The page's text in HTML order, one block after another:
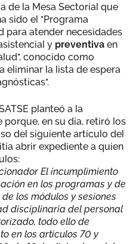
de la Mesa Sectorial que
sido el "Programa
atender necesidades
y preventiva en
conocido como
eliminar la lista de espera
planteó a la
porque, en su día, retiró los
del siguiente artículo del
abrir expediente a quien
El incumplimiento
en los programas y de
los módulos y sesiones
disciplinaria del personal
todo ello de
en los artículos 70 y